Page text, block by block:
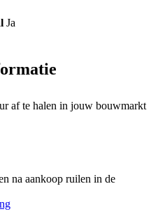
Ja
af te halen in jouw bouwmarkt
na aankoop ruilen in de